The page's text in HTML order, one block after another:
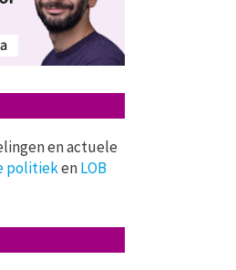
en actuele
politiekenLOB